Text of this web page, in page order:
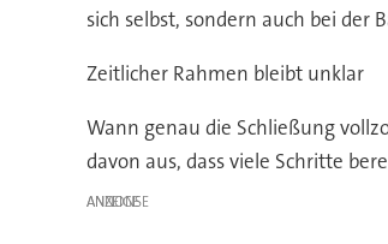
sich selbst, sondern auch bei der
Zeitlicher Rahmen bleibt unklar
Wann genau die Schließung
davon aus, dass viele Schritte
ANZEIGE